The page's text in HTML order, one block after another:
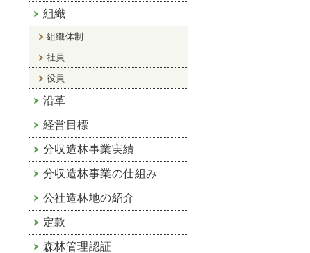
組織
組織体制
社員
役員
沿革
経営目標
分収造林事業実績
分収造林事業の仕組み
公社造林地の紹介
定款
森林管理認証